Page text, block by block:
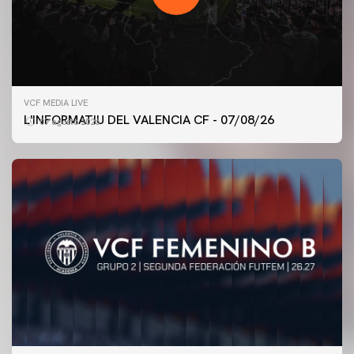
VCF MEDIA LIVE
L'INFORMATIU DEL VALENCIA CF - 07/08/26
07 agosto 2026